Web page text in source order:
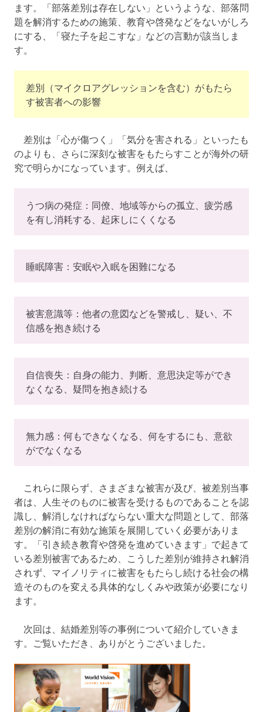
ます。「部落差別は存在しない」というような、部落問
題を解消するための施策、教育や啓発などをないがしろ
にする、「寝た子を起こすな」などの言動が該当しま
す。
差別（マイクロアグレッションを含む）がもたら
す被害者への影響
差別は「心が傷つく」「気分を害される」といったも
のよりも、さらに深刻な被害をもたらすことが海外の研
究で明らかになっています。例えば、
うつ病の発症：同僚、地域等からの孤立、疲労感
を有し消耗する、起床しにくくなる
睡眠障害：安眠や入眠を困難になる
被害意識等：他者の意図などを警戒し、疑い、不
信感を抱き続ける
自信喪失：自身の能力、判断、意思決定等ができ
なくなる、疑問を抱き続ける
無力感：何もできなくなる、何をするにも、意欲
がでなくなる
これらに限らず、さまざまな被害が及び、被差別当事
者は、人生そのものに被害を受けるものであることを認
識し、解消しなければならない重大な問題として、部落
差別の解消に有効な施策を展開していく必要がありま
す。「引き続き教育や啓発を進めていきます」で起きて
いる差別被害であるため、こうした差別が維持され解消
されず、マイノリティに被害をもたらし続ける社会の構
造そのものを変える具体的なしくみや政策が必要になり
ます。
次回は、結婚差別等の事例について紹介していきま
す。ご覧いただき、ありがとうございました。